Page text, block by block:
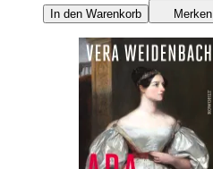
In den Warenkorb Merken